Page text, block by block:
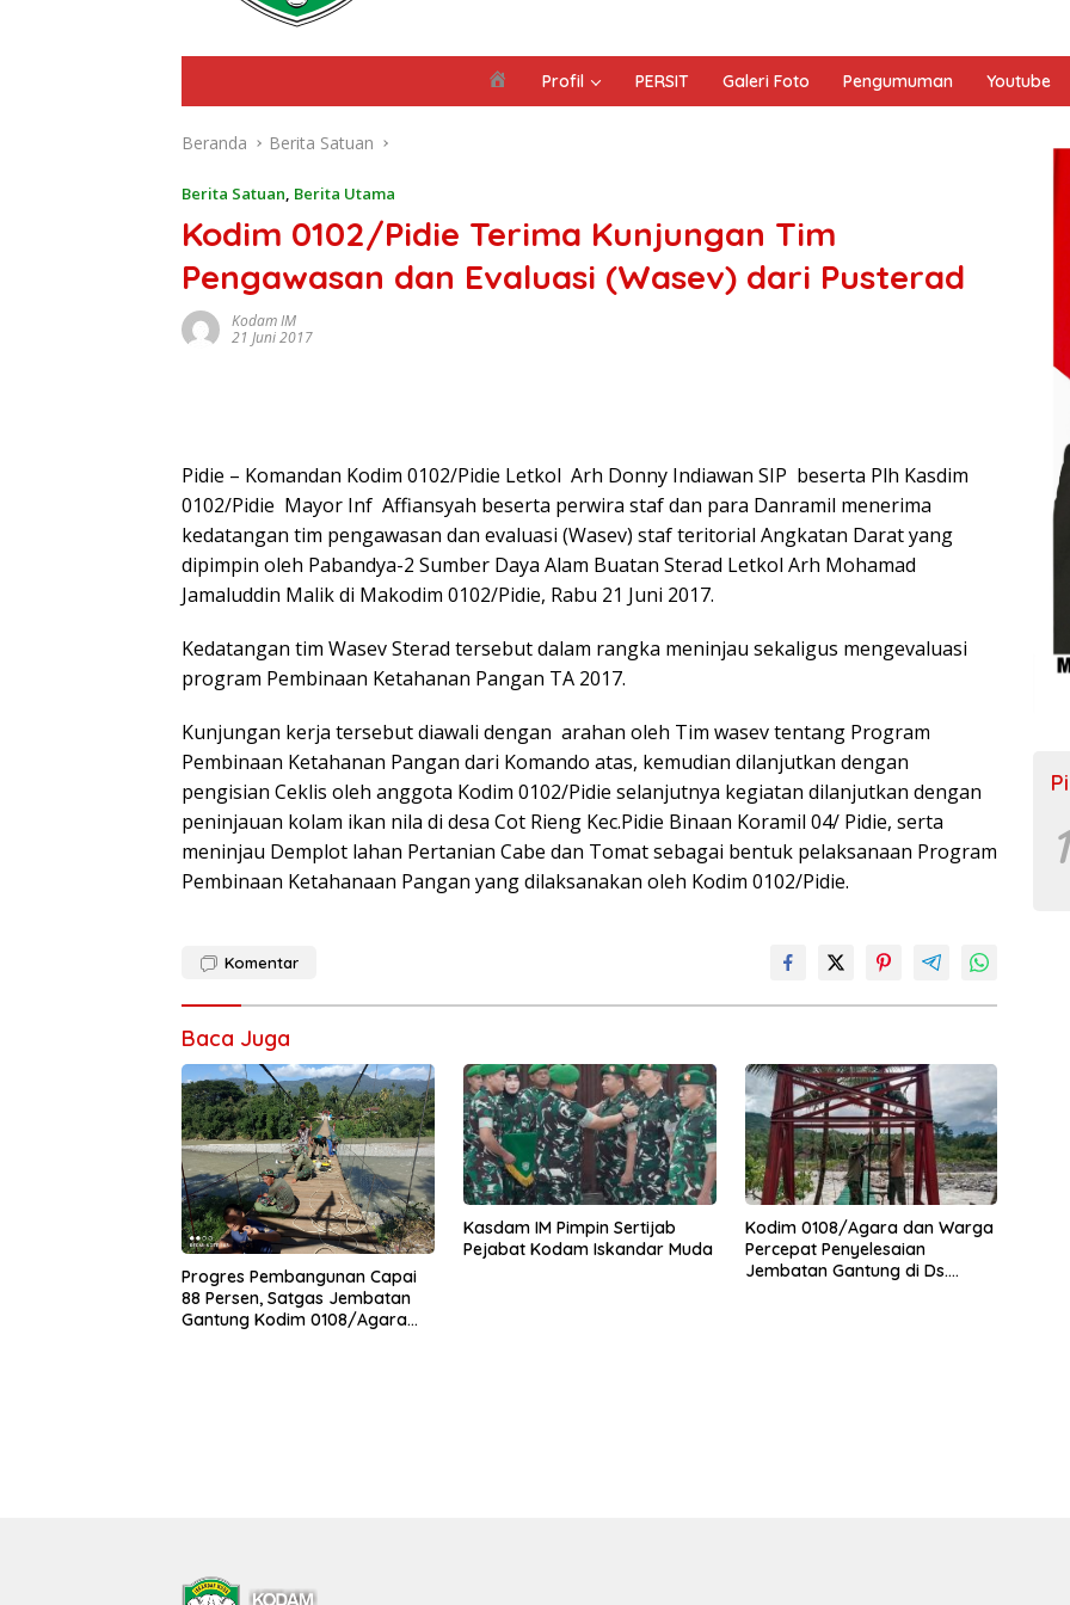
e
Profil PERSIT Galeri Foto Pengumuman Youtube
Beranda Berita Satuan
Berita Satuan, Berita Utama
Kodim 0102/Pidie Terima Kunjungan Tim
Pengawasan dan Evaluasi (Wasev) dari Pusterad
Kodam IM
21 Juni 2017
Pidie – Komandan Kodim 0102/Pidie Letkol Arh Donny Indiawan SIP beserta Plh Kasdim
0102/Pidie Mayor Inf Affiansyah beserta perwira staf dan para Danramil menerima
kedatangan tim pengawasan dan evaluasi (Wasev) staf teritorial Angkatan Darat yang
dipimpin oleh Pabandya-2 Sumber Daya Alam Buatan Sterad Letkol Arh Mohamad
Jamaluddin Malik di Makodim 0102/Pidie, Rabu 21 Juni 2017.
Kedatangan tim Wasev Sterad tersebut dalam rangka meninjau sekaligus mengevaluasi
program Pembinaan Ketahanan Pangan TA 2017.
Kunjungan kerja tersebut diawali dengan arahan oleh Tim wasev tentang Program
Pembinaan Ketahanan Pangan dari Komando atas, kemudian dilanjutkan dengan
pengisian Ceklis oleh anggota Kodim 0102/Pidie selanjutnya kegiatan dilanjutkan dengan
peninjauan kolam ikan nila di desa Cot Rieng Kec.Pidie Binaan Koramil 04/ Pidie, serta
meninjau Demplot lahan Pertanian Cabe dan Tomat sebagai bentuk pelaksanaan Program
Pembinaan Ketahanaan Pangan yang dilaksanakan oleh Kodim 0102/Pidie.
Komentar
Baca Juga
Progres Pembangunan Capai
88 Persen, Satgas Jembatan
Gantung Kodim 0108/Agara
Kasdam IM Pimpin Sertijab
Pejabat Kodam Iskandar Muda
Kodim 0108/Agara dan Warga
Percepat Penyelesaian
Jembatan Gantung di Ds.
1